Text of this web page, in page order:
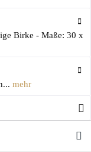
Birke - Maße: 30 x
mehr